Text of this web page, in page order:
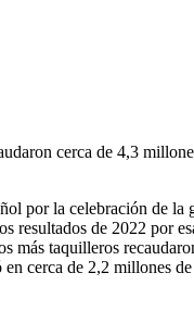
cerca de 4,3
por la celebración de
de 2022 por
más taquilleros
cerca de 2,2 millones